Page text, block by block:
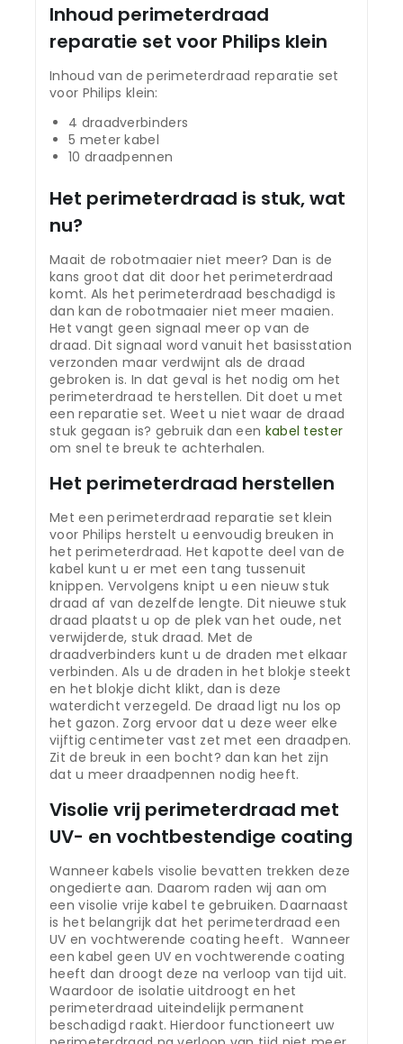
Inhoud perimeterdraad
reparatie set voor Philips klein
Inhoud van de perimeterdraad reparatie set
voor Philips klein:
4 draadverbinders
5 meter kabel
10 draadpennen
Het perimeterdraad is stuk, wat
nu?
Maait de robotmaaier niet meer? Dan is de
kans groot dat dit door het perimeterdraad
komt. Als het perimeterdraad beschadigd is
dan kan de robotmaaier niet meer maaien.
Het vangt geen signaal meer op van de
draad. Dit signaal word vanuit het basisstation
verzonden maar verdwijnt als de draad
gebroken is. In dat geval is het nodig om het
perimeterdraad te herstellen. Dit doet u met
een reparatie set. Weet u niet waar de draad
stuk gegaan is? gebruik dan een kabel tester
om snel te breuk te achterhalen.
Het perimeterdraad herstellen
Met een perimeterdraad reparatie set klein
voor Philips herstelt u eenvoudig breuken in
het perimeterdraad. Het kapotte deel van de
kabel kunt u er met een tang tussenuit
knippen. Vervolgens knipt u een nieuw stuk
draad af van dezelfde lengte. Dit nieuwe stuk
draad plaatst u op de plek van het oude, net
verwijderde, stuk draad. Met de
draadverbinders kunt u de draden met elkaar
verbinden. Als u de draden in het blokje steekt
en het blokje dicht klikt, dan is deze
waterdicht verzegeld. De draad ligt nu los op
het gazon. Zorg ervoor dat u deze weer elke
vijftig centimeter vast zet met een draadpen.
Zit de breuk in een bocht? dan kan het zijn
dat u meer draadpennen nodig heeft.
Visolie vrij perimeterdraad met
UV- en vochtbestendige coating
Wanneer kabels visolie bevatten trekken deze
ongedierte aan. Daarom raden wij aan om
een visolie vrije kabel te gebruiken. Daarnaast
is het belangrijk dat het perimeterdraad een
UV en vochtwerende coating heeft. Wanneer
een kabel geen UV en vochtwerende coating
heeft dan droogt deze na verloop van tijd uit.
Waardoor de isolatie uitdroogt en het
perimeterdraad uiteindelijk permanent
beschadigd raakt. Hierdoor functioneert uw